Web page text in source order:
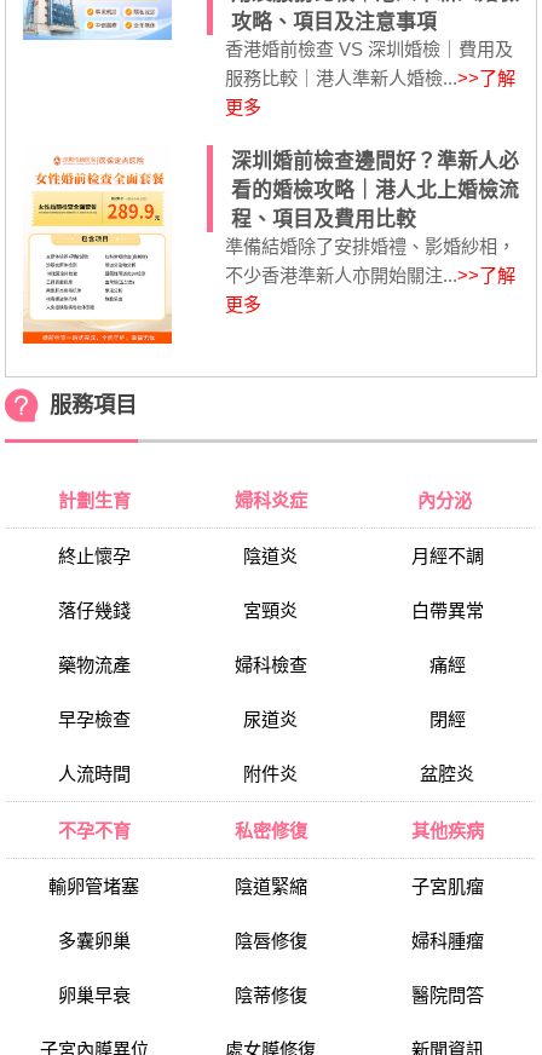
攻略、項目及注意事項
香港婚前檢查 VS 深圳婚檢｜費用及
服務比較｜港人準新人婚檢...>>了解
更多
深圳婚前檢查邊間好？準新人必
看的婚檢攻略｜港人北上婚檢流
程、項目及費用比較
準備結婚除了安排婚禮、影婚紗相，
不少香港準新人亦開始關注...>>了解
更多
服務項目
計劃生育
終止懷孕
落仔幾錢
藥物流產
早孕檢查
人流時間
婦科炎症
陰道炎
宮頸炎
婦科檢查
尿道炎
附件炎
內分泌
月經不調
白帶異常
痛經
閉經
盆腔炎
不孕不育
輸卵管堵塞
多囊卵巢
卵巢早衰
子宮內膜異位
私密修復
陰道緊縮
陰唇修復
陰蒂修復
處女膜修復
其他疾病
子宮肌瘤
婦科腫瘤
醫院問答
新聞資訊